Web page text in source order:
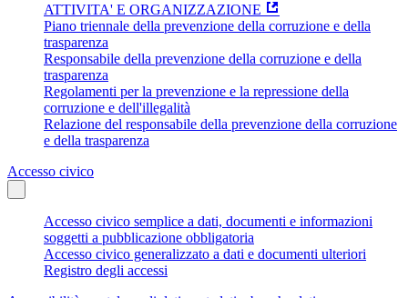
ATTIVITA' E ORGANIZZAZIONE
Piano triennale della prevenzione della corruzione e della
trasparenza
Responsabile della prevenzione della corruzione e della
trasparenza
Regolamenti per la prevenzione e la repressione della
corruzione e dell'illegalità
Relazione del responsabile della prevenzione della corruzione
e della trasparenza
Accesso civico
Accesso civico semplice a dati, documenti e informazioni
soggetti a pubblicazione obbligatoria
Accesso civico generalizzato a dati e documenti ulteriori
Registro degli accessi